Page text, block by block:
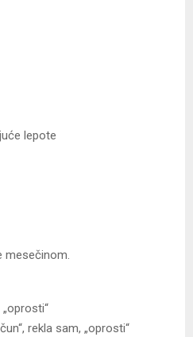
lepote
mesečinom.
rekla sam, „oprosti“